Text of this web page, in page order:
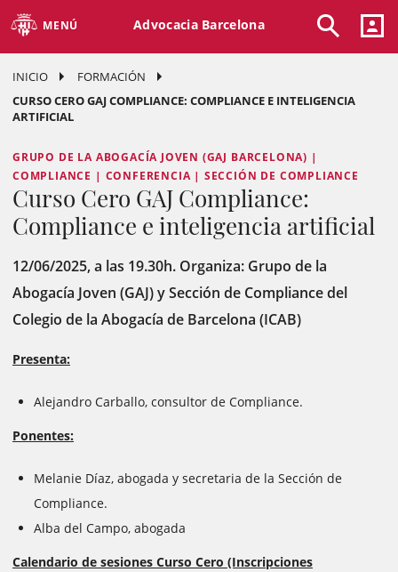
MENÚ Advocacia Barcelona
INICIO
FORMACIÓN
CURSO CERO GAJ COMPLIANCE: COMPLIANCE E INTELIGENCIA
ARTIFICIAL
GRUPO DE LA ABOGACÍA JOVEN (GAJ BARCELONA) |
COMPLIANCE | CONFERENCIA | SECCIÓN DE COMPLIANCE
Curso Cero GAJ Compliance:
Compliance e inteligencia artificial
12/06/2025, a las 19.30h. Organiza: Grupo de la
Abogacía Joven (GAJ) y Sección de Compliance del
Colegio de la Abogacía de Barcelona (ICAB)
Presenta:
Alejandro Carballo, consultor de Compliance.
Ponentes:
Melanie Díaz, abogada y secretaria de la Sección de
Compliance.
Alba del Campo, abogada
Calendario de sesiones Curso Cero (Inscripciones